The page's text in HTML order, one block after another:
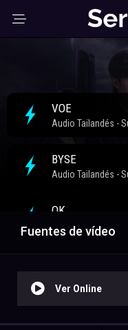
Fuentes de vídeo
Ver Online